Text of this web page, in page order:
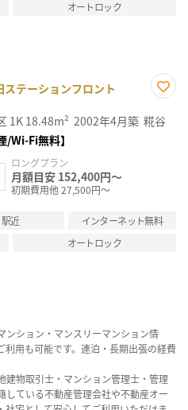
オートロック
テーションフロント
に入
り登
1K 18.48m² 2002年4月築 糀谷
/Wi-Fi無料】
ロングプラン
月額目安 152,400円～
初期費用他 27,500円～
駅近
インターネット無料
オートロック
ンション・マンスリーマンション情
用も可能です。連泊・長期出張の経費
建物取引士・マンション管理士・管理
している不動産管理会社や不動産オー